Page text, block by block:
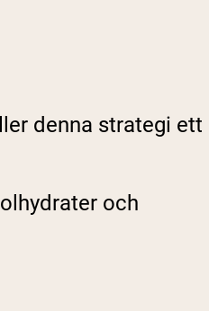
denna strategi ett
och